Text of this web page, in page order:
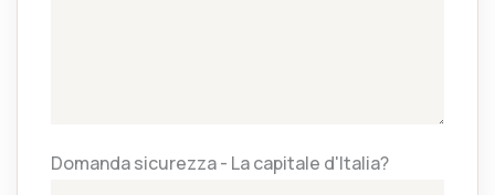
Domanda sicurezza - La capitale d'Italia?